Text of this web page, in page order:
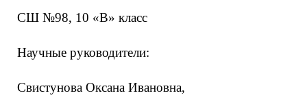
СШ №98, 10 «В» класс
Научные руководители:
Свистунова Оксана Ивановна,